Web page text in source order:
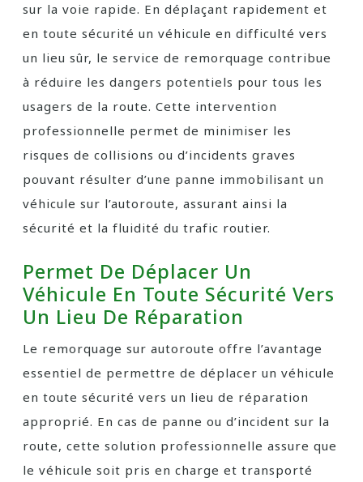
sur la voie rapide. En déplaçant rapidement et
en toute sécurité un véhicule en difficulté vers
un lieu sûr, le service de remorquage contribue
à réduire les dangers potentiels pour tous les
usagers de la route. Cette intervention
professionnelle permet de minimiser les
risques de collisions ou d’incidents graves
pouvant résulter d’une panne immobilisant un
véhicule sur l’autoroute, assurant ainsi la
sécurité et la fluidité du trafic routier.
Permet De Déplacer Un
Véhicule En Toute Sécurité Vers
Un Lieu De Réparation
Le remorquage sur autoroute offre l’avantage
essentiel de permettre de déplacer un véhicule
en toute sécurité vers un lieu de réparation
approprié. En cas de panne ou d’incident sur la
route, cette solution professionnelle assure que
le véhicule soit pris en charge et transporté